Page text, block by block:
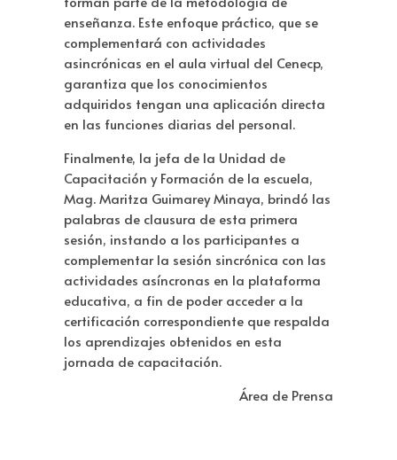
enseñanza. Este enfoque práctico, que se
complementará con actividades
asincrónicas en el aula virtual del Cenecp,
garantiza que los conocimientos
adquiridos tengan una aplicación directa
en las funciones diarias del personal.
Finalmente, la jefa de la Unidad de
Capacitación y Formación de la escuela,
Mag. Maritza Guimarey Minaya, brindó las
palabras de clausura de esta primera
sesión, instando a los participantes a
complementar la sesión sincrónica con las
actividades asíncronas en la plataforma
educativa, a fin de poder acceder a la
certificación correspondiente que respalda
los aprendizajes obtenidos en esta
jornada de capacitación.
Área de Prensa